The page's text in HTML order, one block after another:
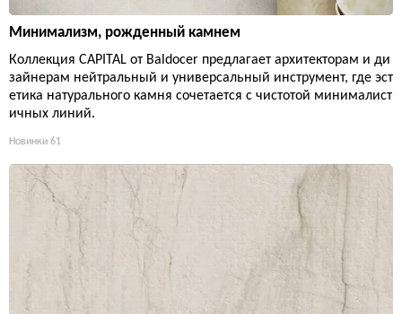
Минимализм, рожденный камнем
Коллекция CAPITAL от Baldocer предлагает архитекторам и ди
зайнерам нейтральный и универсальный инструмент, где эст
етика натурального камня сочетается с чистотой минималист
ичных линий.
Новинки 61